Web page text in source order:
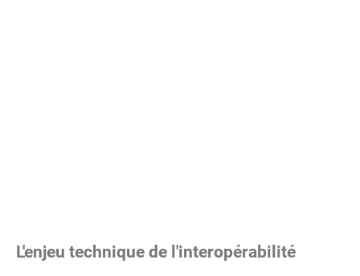
L'enjeu technique de l'interopérabilité